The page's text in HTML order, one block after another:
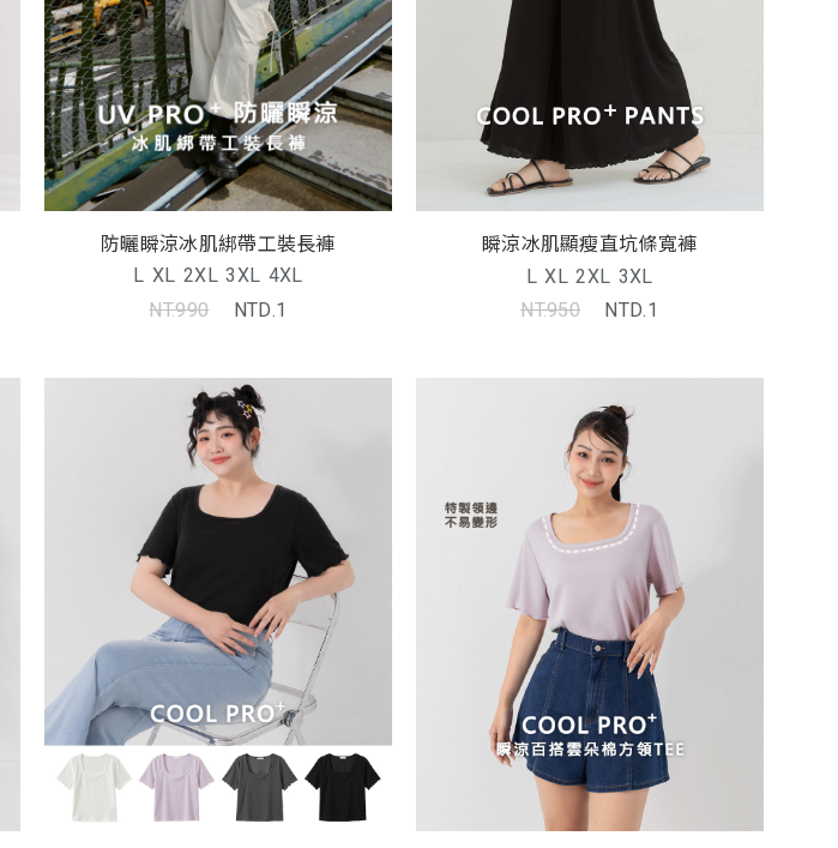
防曬瞬涼冰肌綁帶工裝長褲
L XL 2XL 3XL 4XL
NT.990
NTD.1
瞬涼冰肌顯瘦直坑條寬褲
L XL 2XL 3XL
NT.950
NTD.1